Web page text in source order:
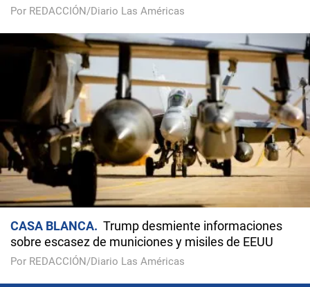
Por REDACCIÓN/Diario Las Américas
CASA BLANCA
Trump desmiente informaciones
sobre escasez de municiones y misiles de EEUU
Por REDACCIÓN/Diario Las Américas